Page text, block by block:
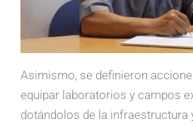
Asimismo, se definieron
equipar laboratorios y campos
dotándolos de la infraestructura